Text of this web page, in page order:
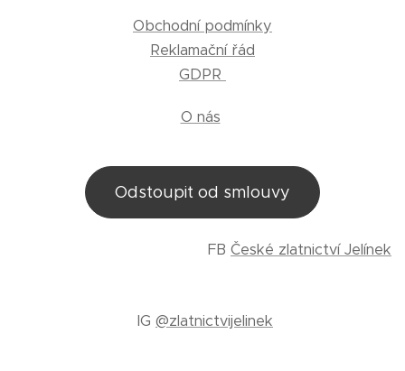
Obchodní podmínky
Reklamační řád
GDPR
O nás
Odstoupit od smlouvy
FB České zlatnictví Jelínek
IG @zlatnictvijelinek